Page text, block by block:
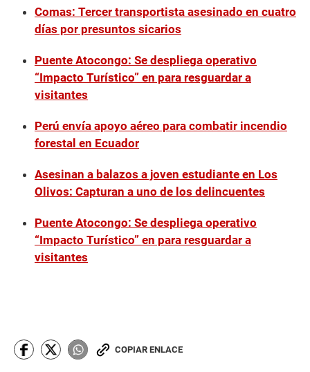
Comas: Tercer transportista asesinado en cuatro
días por presuntos sicarios
Puente Atocongo: Se despliega operativo
“Impacto Turístico” en para resguardar a
visitantes
Perú envía apoyo aéreo para combatir incendio
forestal en Ecuador
Asesinan a balazos a joven estudiante en Los
Olivos: Capturan a uno de los delincuentes
Puente Atocongo: Se despliega operativo
“Impacto Turístico” en para resguardar a
visitantes
COPIAR ENLACE